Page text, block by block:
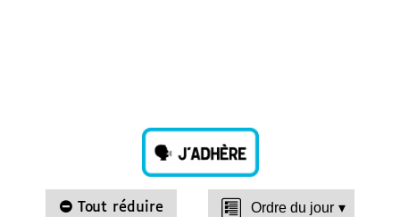
Tout réduire Ordre du jour ▾